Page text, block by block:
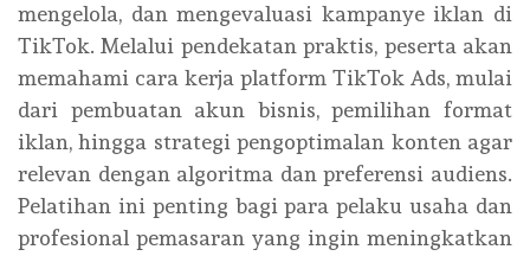
mengelola, dan mengevaluasi kampanye iklan di
TikTok. Melalui pendekatan praktis, peserta akan
memahami cara kerja platform TikTok Ads, mulai
dari pembuatan akun bisnis, pemilihan format
iklan, hingga strategi pengoptimalan konten agar
relevan dengan algoritma dan preferensi audiens.
Pelatihan ini penting bagi para pelaku usaha dan
profesional pemasaran yang ingin meningkatkan